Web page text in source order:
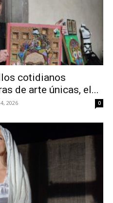
cotidianos
de arte únicas, el...
2026 0